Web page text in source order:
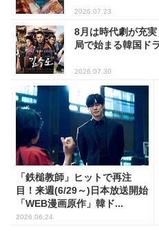
2026.07.23
8月は時代劇が充
局で始まる韓国ド
2026.07.30
「鉄槌教師」ヒットで再注
目！来週(6/29～)日本放送開始
「WEB漫画原作」韓ド...
2026.06.24